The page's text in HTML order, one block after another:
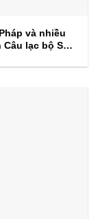
và nhiều
lạc bộ Sự